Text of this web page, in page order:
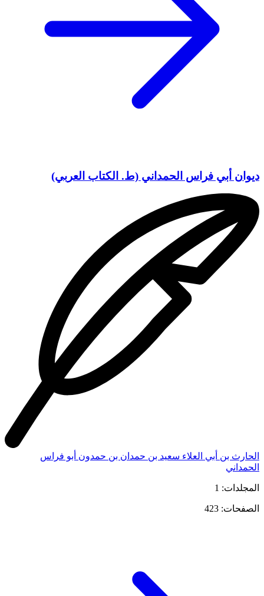
ديوان أبي فراس الحمداني (ط. الكتاب العربي)
الحارث بن أبي العلاء سعيد بن حمدان بن حمدون أبو فراس
الحمداني
المجلدات: 1
الصفحات: 423